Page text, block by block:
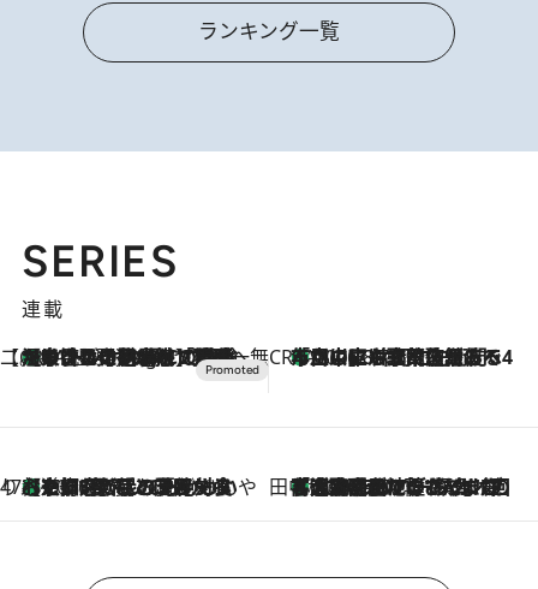
ランキング一覧
SERIES
連載
【CREA×星野リゾート】唯一無二。癒しと発見が待つ場所へ
11 Hours Ago
【トンボの足水浴】ヒノキの香りに包まれて涼感マックス！約13℃の湧水かけ流しを避暑地「星野温泉 トンボの湯」で体験 CREA'S CHOICE
2026.8.7
「立川にも歌舞伎があるんだよ」 片岡仁左衛門・市川中車ら豪華座組みで4年目の立川立飛歌舞伎へ
47都道府県の手みやげ ひんやりスイーツで夏を満喫
2026.8.7
【京都府】この夏絶対食べたい 冷やしておいしいおやつ3選 ひと口目から心を掴む新緑のテリーヌ 田中稲の勝手に再ブーム
2026.8.7
「湘南乃風に憧れて」観客大盛上がりの“タオル回し”に、ラッパー顔負けの高速歌唱まで…さだまさし（74）のアグレッシブすぎる現在地